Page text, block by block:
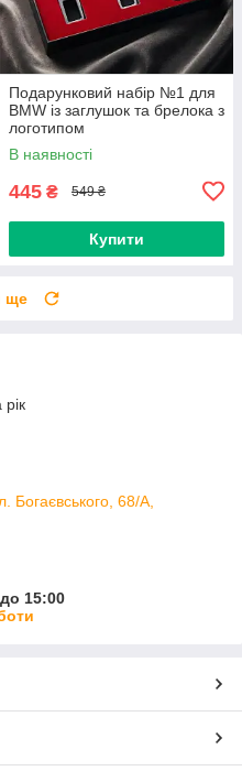
Подарунковий набір №1 для
BMW із заглушок та брелока з
логотипом
В наявності
445 ₴ 549 ₴
Купити
ще
Богаєвського, 68/А,
15:00